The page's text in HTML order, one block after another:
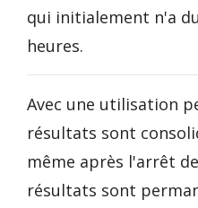
qui initialement n'a
heures.
Avec une utilisation
résultats sont
même après l'arrêt
résultats sont